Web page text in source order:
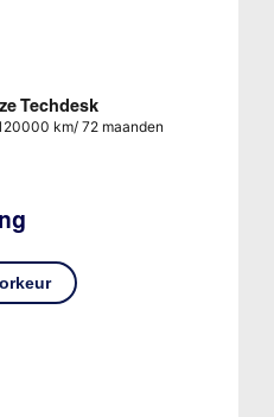
Techdesk
km/ 72 maanden